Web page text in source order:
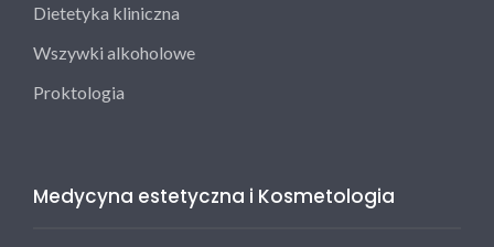
Dietetyka kliniczna
Wszywki alkoholowe
Proktologia
Medycyna estetyczna i Kosmetologia